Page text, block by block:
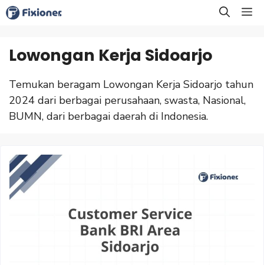
Langsung
ke
Lowongan Kerja Sidoarjo
Temukan beragam Lowongan Kerja Sidoarjo tahun
2024 dari berbagai perusahaan, swasta, Nasional,
BUMN, dari berbagai daerah di Indonesia.